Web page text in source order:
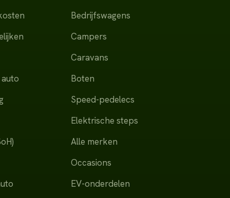
Bedrijfswagens
Campers
Caravans
Boten
Speed-pedelecs
Elektrische steps
Alle merken
Occasions
EV-onderdelen